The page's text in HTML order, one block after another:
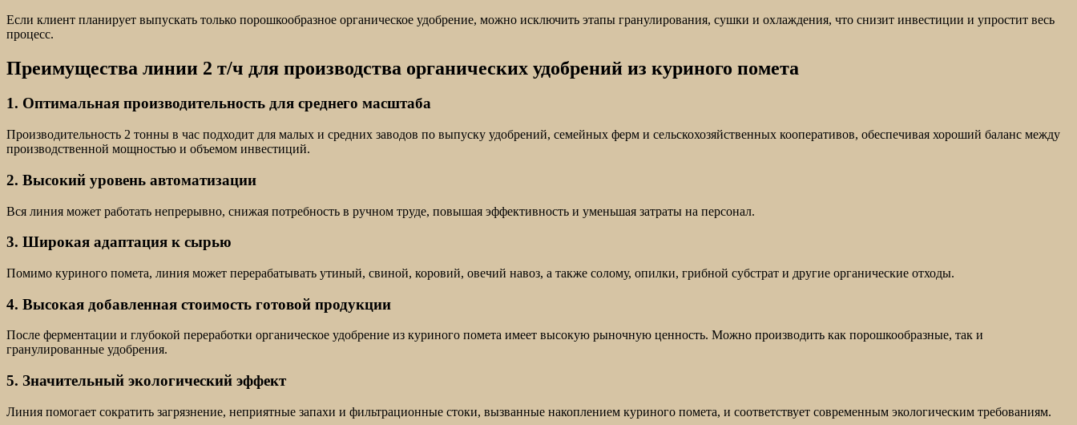
Если клиент планирует выпускать только порошкообразное органическое удобрение, можно исключить этапы гранулирования, сушки и охлаждения, что снизит инвестиции и упростит весь
процесс.
Преимущества линии 2 т/ч для производства органических удобрений из куриного помета
1. Оптимальная производительность для среднего масштаба
Производительность 2 тонны в час подходит для малых и средних заводов по выпуску удобрений, семейных ферм и сельскохозяйственных кооперативов, обеспечивая хороший баланс между
производственной мощностью и объемом инвестиций.
2. Высокий уровень автоматизации
Вся линия может работать непрерывно, снижая потребность в ручном труде, повышая эффективность и уменьшая затраты на персонал.
3. Широкая адаптация к сырью
Помимо куриного помета, линия может перерабатывать утиный, свиной, коровий, овечий навоз, а также солому, опилки, грибной субстрат и другие органические отходы.
4. Высокая добавленная стоимость готовой продукции
После ферментации и глубокой переработки органическое удобрение из куриного помета имеет высокую рыночную ценность. Можно производить как порошкообразные, так и
гранулированные удобрения.
5. Значительный экологический эффект
Линия помогает сократить загрязнение, неприятные запахи и фильтрационные стоки, вызванные накоплением куриного помета, и соответствует современным экологическим требованиям.